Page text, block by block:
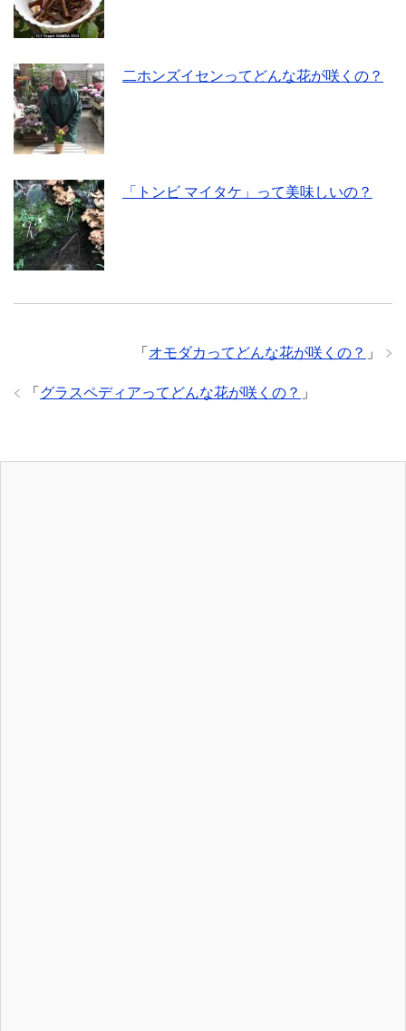
二ホンズイセンってどんな花が咲くの？
「トンビ マイタケ」って美味しいの？
「 オモダカってどんな花が咲くの？ 」
「 グラスペディアってどんな花が咲くの？ 」